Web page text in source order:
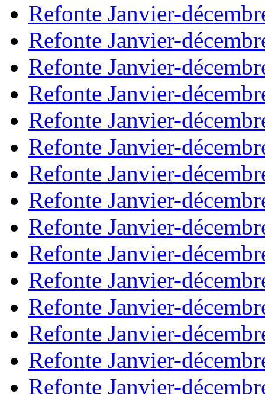
Refonte Janvier-
Refonte Janvier-
Refonte Janvier-
Refonte Janvier-
Refonte Janvier-
Refonte Janvier-
Refonte Janvier-
Refonte Janvier-
Refonte Janvier-
Refonte Janvier-
Refonte Janvier-
Refonte Janvier-
Refonte Janvier-
Refonte Janvier-
Refonte Janvier-